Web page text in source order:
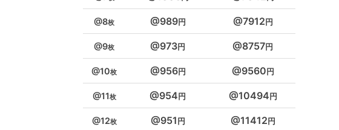
8 989 7912
9 973 8757
10 956 9560
11 954 10494
12 951 11412